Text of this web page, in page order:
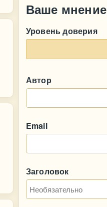
Ваше мнение
Уровень доверия
Автор
Email
Заголовок